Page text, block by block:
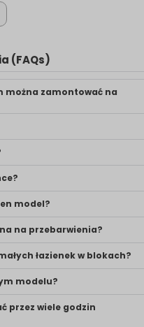
(FAQs)
można zamontować na
model?
na przebarwienia?
łazienek w blokach?
modelu?
przez wiele godzin